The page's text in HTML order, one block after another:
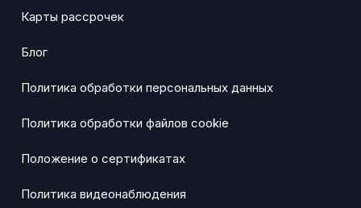
Карты рассрочек
Блог
Политика обработки персональных данных
Политика обработки файлов cookie
Положение о сертификатах
Политика видеонаблюдения